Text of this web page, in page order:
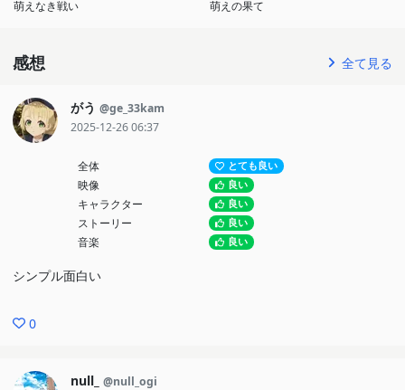
萌えなき戦い 萌えの果て
感想 全て見る
がう @ge_33kam
2025-12-26 06:37
全体 とても良い
映像 良い
キャラクター 良い
ストーリー 良い
音楽 良い
シンプル面白い
0
null_ @null_ogi